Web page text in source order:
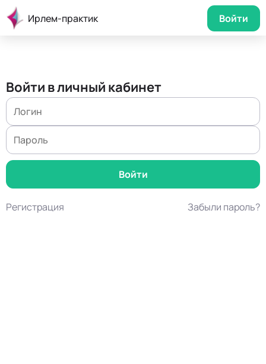
Ирлем-практик Войти
Войти в личный кабинет
Регистрация Забыли пароль?